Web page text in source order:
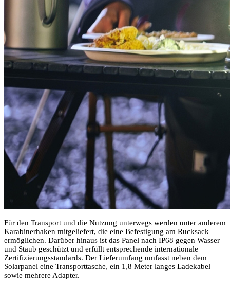
Für den Transport und die Nutzung unterwegs werden unter anderem
Karabinerhaken mitgeliefert, die eine Befestigung am Rucksack
ermöglichen. Darüber hinaus ist das Panel nach IP68 gegen Wasser
und Staub geschützt und erfüllt entsprechende internationale
Zertifizierungsstandards. Der Lieferumfang umfasst neben dem
Solarpanel eine Transporttasche, ein 1,8 Meter langes Ladekabel
sowie mehrere Adapter.